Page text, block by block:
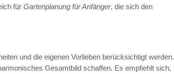
für Gartenplanung für Anfänger, die sich den
und die eigenen Vorlieben berücksichtigt werden.
Gesamtbild schaffen. Es empfiehlt sich,